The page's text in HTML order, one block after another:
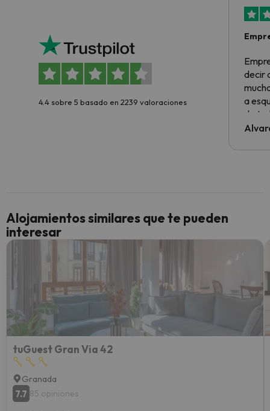
4.4 sobre 5 basado en 2239 valoraciones
decir
a
de
al
culpa
yo.
Alojamientos similares que te pueden
interesar
tuGuest Gran Via 42
Granada
7.7 85 opiniones